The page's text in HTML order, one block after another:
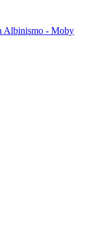
Albinismo - Moby